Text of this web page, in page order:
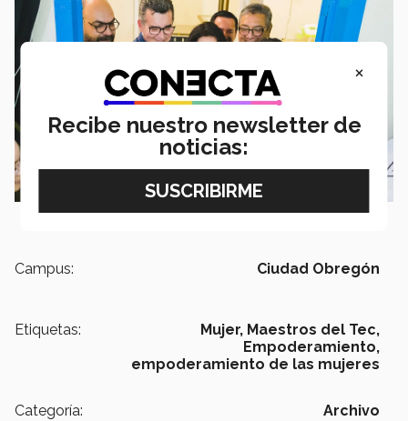
Campus: Ciudad Obregón
Etiquetas: Mujer, Maestros del Tec,
Empoderamiento,
empoderamiento de las mujeres
Categoría: Archivo
×
Recibe nuestro newsletter de
noticias: